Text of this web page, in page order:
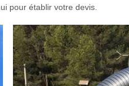
pour établir votre devis.